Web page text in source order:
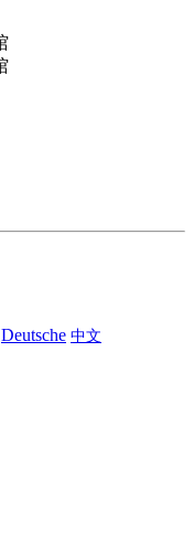
Deutsche 中文